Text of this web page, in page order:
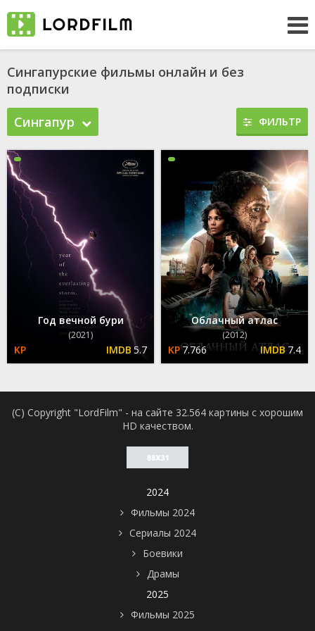
Сингапурские фильмы онлайн и без
подписки
Сингапур
ФИЛЬТР
Год вечной бури
(2021)
5.7
Облачный атлас
(2012)
7.766 7.4
(C) Copyright "LordFilm" - на сайте 32.564 картины с хорошим
HD качеством.
2024
Фильмы 2024
Сериалы 2024
Боевики
Драмы
2025
Фильмы 2025